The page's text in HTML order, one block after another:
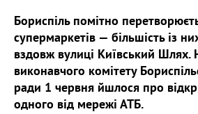
Бориспіль помітно
супермаркетів — більшість із
вздовж вулиці Київський Шлях.
виконавчого комітету
ради 1 червня йшлося про
одного від мережі АТБ.